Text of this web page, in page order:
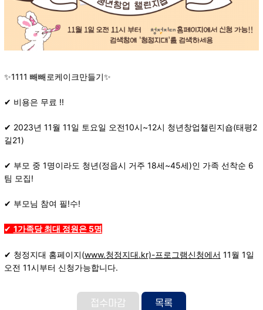
✨1111 빼빼로케이크만들기✨
✔ 비용은 무료 !!
✔ 2023년 11월 11일 토요일 오전10시~12시 청년창업챌린지숍(태평2
길21)
✔ 부모 중 1명이라도 청년(정읍시 거주 18세~45세)인 가족 선착순 6
팀 모집!
✔ 부모님 참여 필!수!
✔ 1가족당 최대 정원은 5명
✔ 청정지대 홈페이지(www.청정지대.kr)-프로그램신청에서 11월 1일
오전 11시부터 신청가능합니다.
접수마감 목록